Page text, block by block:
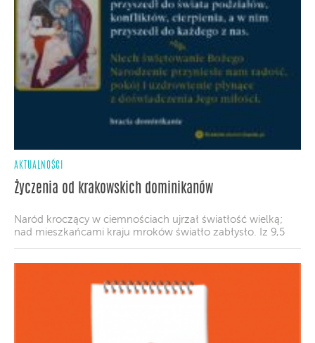
AKTUALNOŚCI
Życzenia od krakowskich dominikanów
Naród kroczący w ciemnościach ujrzał światłość wielką;
nad mieszkańcami kraju mroków światło zabłysło. Iz 9,5